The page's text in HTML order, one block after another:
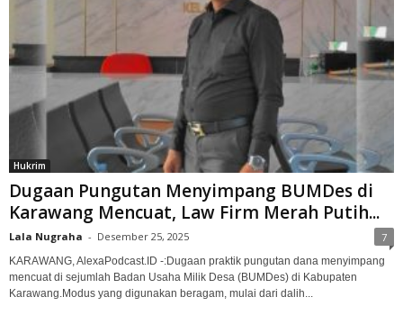
Hukrim
Dugaan Pungutan Menyimpang BUMDes di
Karawang Mencuat, Law Firm Merah Putih...
Lala Nugraha - Desember 25, 2025 7
KARAWANG, AlexaPodcast.ID -:Dugaan praktik pungutan dana menyimpang
mencuat di sejumlah Badan Usaha Milik Desa (BUMDes) di Kabupaten
Karawang.‎‎Modus yang digunakan beragam, mulai dari dalih...